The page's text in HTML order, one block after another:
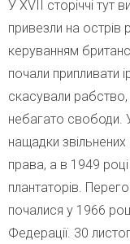
У XVII сторіччі тут
привезли на острів
керуванням
почали припливати
скасували
небагато свободи.
нащадки звільнених
права, а в 1949
плантаторів.
почалися у 1966
Федерації. 30